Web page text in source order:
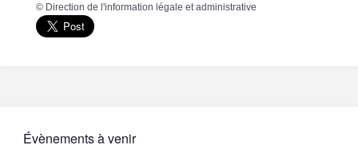
© Direction de l'information légale et administrative
Évènements à venir